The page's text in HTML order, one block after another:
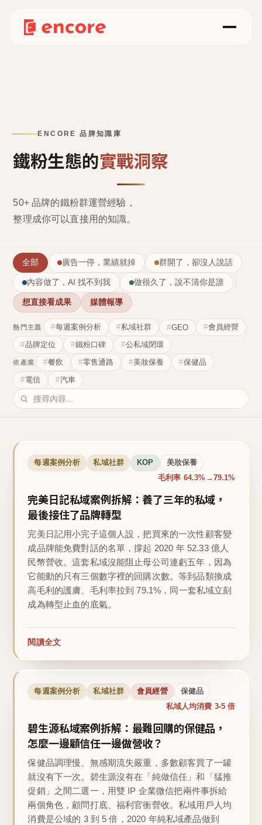
ENCORE 品牌知識庫
鐵粉生態的實戰洞察
50+ 品牌的鐵粉群運營經驗，
整理成你可以直接用的知識。
全部 廣告一停，業績就掉 群開了，卻沒人說話
內容做了，AI 找不到我 做很久了，說不清你是誰
想直接看成果 媒體報導
熱門主題 每週案例分析 私域社群 GEO
會員經營
品牌定位
鐵粉口碑 公私域閉環
依產業 餐飲 零售通路 美妝保養
保健品
電信
汽車
每週案例分析 私域社群 KOP 美妝保養
毛利率 64.3%→79.1%
完美日記私域案例拆解：養了三年的私域，
最後接住了品牌轉型
完美日記用小完子這個人設，把買來的一次性顧客變
成品牌能免費對話的名單，撐起 2020 年 52.33 億人
民幣營收。這套私域沒能阻止母公司連虧五年，因為
它能動的只有三個數字裡的回購次數。等到品類換成
高毛利的護膚、毛利率拉到 79.1%，同一套私域立刻
成為轉型止血的底氣。
閱讀全文
每週案例分析 私域社群 會員經營 保健品
私域人均消費 3-5 倍
碧生源私域案例拆解：最難回購的保健品，
怎麼一邊顧信任一邊做營收？
保健品調理慢、無感期流失嚴重，多數顧客買了一罐
就沒有下一次。碧生源沒有在「純做信任」和「猛推
促銷」之間二選一，用雙 IP 企業微信把兩件事拆給
兩個角色，顧問打底、福利官衝營收。私域用戶人均
消費是公域的 3 到 5 倍，2020 年純私域產品做到